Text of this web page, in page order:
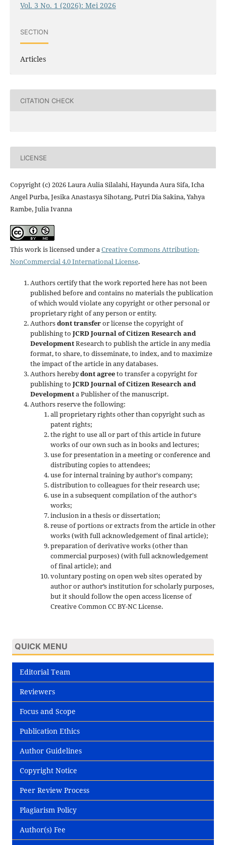
Vol. 3 No. 1 (2026): Mei 2026
SECTION
Articles
CITATION CHECK
LICENSE
Copyright (c) 2026 Laura Aulia Silalahi, Hayunda Aura Sifa, Icha
Angel Purba, Jesika Anastasya Sihotang, Putri Dia Sakina, Yahya
Rambe, Julia Ivanna
This work is licensed under aCreative Commons Attribution-
NonCommercial 4.0 International License.
Authors certify that the work reported here has not been
published before and contains no materials the publication
of which would violate any copyright or other personal or
proprietary right of any person or entity.
Authorsdont transferor license the copyright of
publishing to JCRD Journal of Citizen Research and
DevelopmentResearch to publish the article in any media
format, to share, to disseminate, to index, and to maximize
the impact of the article in any databases.
Authors herebydont agreeto transfer a copyright for
publishing to JCRD Journal of Citizen Research and
Developmenta Publisher of the manuscript.
Authors reserve the following:
all proprietary rights other than copyright such as
patent rights;
the right to use all or part of this article in future
works of our own such as in books and lectures;
use for presentation in a meeting or conference and
distributing copies to attendees;
use for internal training by author's company;
distribution to colleagues for their research use;
use in a subsequent compilation of the author's
works;
inclusion in a thesis or dissertation;
reuse of portions or extracts from the article in other
works (with full acknowledgement of final article);
preparation of derivative works (other than
commercial purposes) (with full acknowledgement
of final article); and
voluntary posting on open web sites operated by
author or author’s institution for scholarly purposes,
but it should follow the open access license of
Creative Common CC BY-NC License.
QUICK MENU
Editorial Team
Reviewers
Focus and Scope
Publication Ethics
Author Guidelines
Copyright Notice
Peer Review Process
Plagiarism Policy
Author(s) Fee